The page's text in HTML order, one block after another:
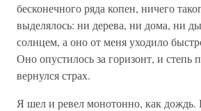
бесконечного ряда копен, ничего
выделялось: ни дерева, ни дома, ни
солнцем, а оно от меня уходило
Оно опустилось за горизонт, и степь
вернулся страх.
Я шел и ревел монотонно, как дождь.